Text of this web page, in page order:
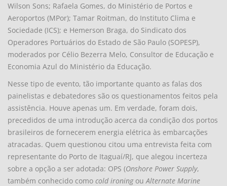
Wilson Sons; Rafaela Gomes, do Ministério de Portos e
Aeroportos (MPor); Tamar Roitman, do Instituto Clima e
Sociedade (ICS); e Hemerson Braga, do Sindicato dos
Operadores Portuários do Estado de São Paulo (SOPESP),
moderados por Célio Bezerra Melo, Consultor de Educação e
Economia Azul do Ministério da Educação.
Nesse tipo de evento, tão importante quanto as falas dos
painelistas e debatedores são os questionamentos feitos pela
assistência. Houve apenas um. Em verdade, foram dois,
precedidos de uma introdução acerca da condição dos portos
brasileiros de fornecerem energia elétrica às embarcações
atracadas. Quem questionou citou uma entrevista feita com
representante do Porto de Itaguaí/RJ, que alegou incerteza
sobre a opção a ser adotada: OPS (Onshore Power Supply,
também conhecido como cold ironingou Alternate Marine